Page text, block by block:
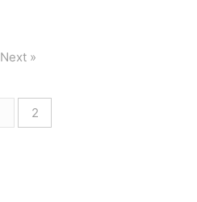
ないんだけど、地味に積みプ
ました。 なんならはたらく魔
けで、ガッツリと見たのはい
つ以来かすら覚えてなかった
2
Next »